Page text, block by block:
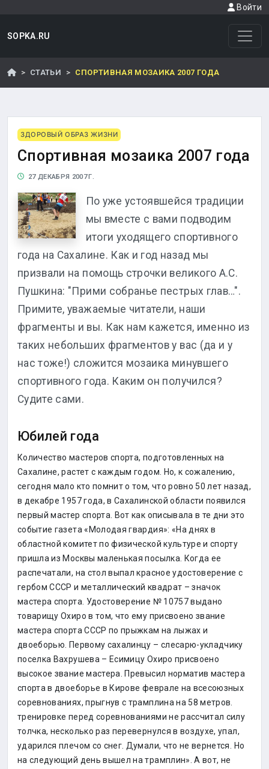
Войти
SOPKA.RU
СТАТЬИ СПОРТИВНАЯ МОЗАИКА 2007 ГОДА
ЗДОРОВЫЙ ОБРАЗ ЖИЗНИ
Спортивная мозаика 2007 года
27 ДЕКАБРЯ 2007 Г.
По уже устоявшейся традиции
мы вместе с вами подводим
итоги уходящего спортивного
года на Сахалине. Как и год назад мы
призвали на помощь строчки великого А.С.
Пушкина: "Прими собранье пестрых глав…".
Примите, уважаемые читатели, наши
фрагменты и вы. Как нам кажется, именно из
таких небольших фрагментов у вас (да и у
нас тоже!) сложится мозаика минувшего
спортивного года. Каким он получился?
Судите сами.
Юбилей года
Количество мастеров спорта, подготовленных на
Сахалине, растет с каждым годом. Но, к сожалению,
сегодня мало кто помнит о том, что ровно 50 лет назад,
в декабре 1957 года, в Сахалинской области появился
первый мастер спорта. Вот как описывала в те дни это
событие газета «Молодая гвардия»: «На днях в
областной комитет по физической культуре и спорту
пришла из Москвы маленькая посылка. Когда ее
распечатали, на стол выпал красное удостоверение с
гербом СССР и металлический квадрат – значок
мастера спорта. Удостоверение № 10757 выдано
товарищу Охиро в том, что ему присвоено звание
мастера спорта СССР по прыжкам на лыжах и
двоеборью. Первому сахалинцу – слесарю-укладчику
поселка Вахрушева – Есимицу Охиро присвоено
высокое звание мастера. Превысил норматив мастера
спорта в двоеборье в Кирове феврале на всесоюзных
соревнованиях, прыгнув с трамплина на 58 метров.
тренировке перед соревнованиями не рассчитал силу
толчка, несколько раз перевернулся в воздухе, упал,
ударился плечом со снег. Думали, что не вернется. Но
на следующий день вышел на трамплин». А вот, не